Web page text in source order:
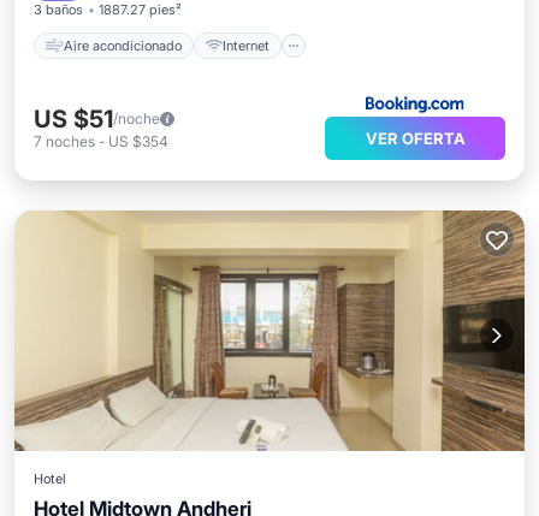
3 baños 1887.27 pies²
Aire acondicionado Internet
US $51/noche
7 noches - US $354 VER OFERTA
Hotel
Hotel Midtown Andheri